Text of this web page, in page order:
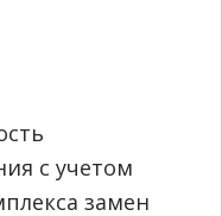
с учетом
замен